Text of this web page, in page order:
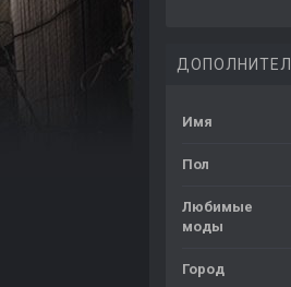
Имя
Пол
Любимые
моды
Город